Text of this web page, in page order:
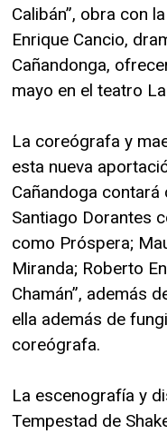
Calibán”, obra con
Enrique Cancio,
Cañandonga,
mayo en el teatro La
La coreógrafa y
esta nueva
Cañandoga
Santiago Dorantes
como Próspera;
Miranda; Roberto
Chamán”, además
ella además de
coreógrafa.
La escenografía y
Tempestad de